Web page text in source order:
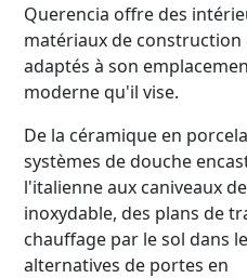
Querencia offre des
matériaux de construction
adaptés à son
moderne qu'il vise.
De la céramique en
systèmes de douche
l'italienne aux caniveaux
inoxydable, des plans de
chauffage par le sol dans
alternatives de portes en